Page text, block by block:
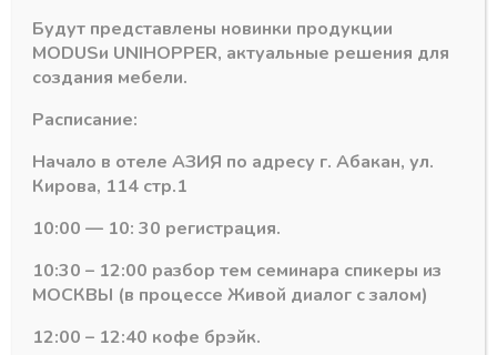
Похожие товары
Будут представлены новинки продукции
MODUSи UNIHOPPER, актуальные решения для
создания мебели.
Расписание:
Начало в отеле АЗИЯ по адресу г. Абакан, ул.
Кирова, 114 стр.1
10:00 — 10: 30 регистрация.
10:30 – 12:00 разбор тем семинара спикеры из
МОСКВЫ (в процессе Живой диалог с залом)
12:00 – 12:40 кофе брэйк.